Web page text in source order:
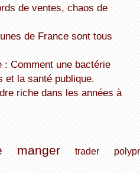
et la santé publique.
manger trader